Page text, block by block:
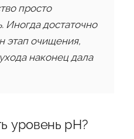
просто
Иногда достаточно
этап очищения,
наконец дала
уровень pH?